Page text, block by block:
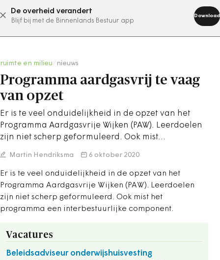
De overheid verandert
Blijf bij met de Binnenlands Bestuur app
Download
abonneer nu
ruimte en milieu nieuws
Programma aardgasvrij te vaag
van opzet
Er is te veel onduidelijkheid in de opzet van het
Programma Aardgasvrije Wijken (PAW). Leerdoelen
zijn niet scherp geformuleerd. Ook mist…
Martin Hendriksma 6 oktober 2020
Er is te veel onduidelijkheid in de opzet van het
Programma Aardgasvrije Wijken (PAW). Leerdoelen
zijn niet scherp geformuleerd. Ook mist het
programma een interbestuurlijke component.
Vacatures
Beleidsadviseur onderwijshuisvesting